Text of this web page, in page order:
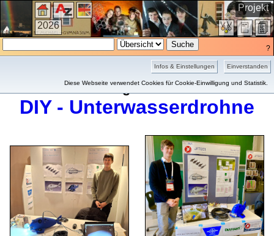
Einverstanden
Infos & Einstellungen
Diese Webseite verwendet Cookies für Cookie-Einwilligung und Statistik.
Projekt
2026
?
Sondergalerie 2026
DIY - Unterwasserdrohne